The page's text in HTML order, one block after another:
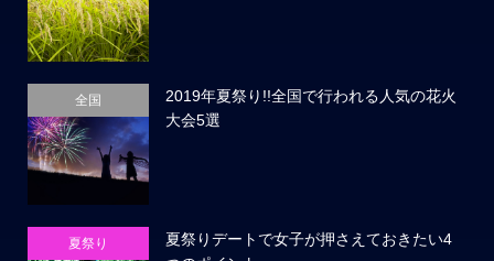
全国
2019年夏祭り!!全国で行われる人気の花火
大会5選
夏祭り
夏祭りデートで女子が押さえておきたい4